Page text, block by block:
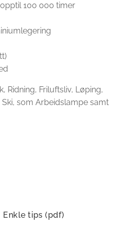
100 000 timer
Ridning, Friluftsliv, Løping,
som Arbeidslampe samt
Enkle tips (pdf)